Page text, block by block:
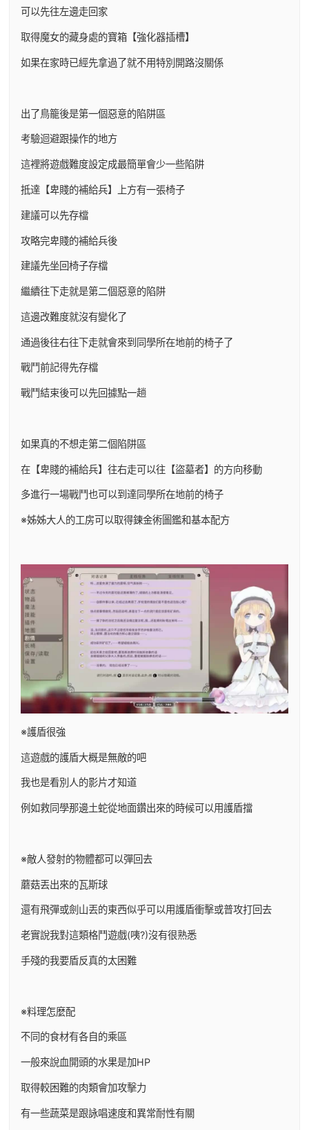
可以先往左邊走回家
取得魔女的藏身處的寶箱【強化器插槽】
如果在家時已經先拿過了就不用特別開路沒關係
出了鳥籠後是第一個惡意的陷阱區
考驗迴避跟操作的地方
這裡將遊戲難度設定成最簡單會少一些陷阱
抵達【卑賤的補給兵】上方有一張椅子
建議可以先存檔
攻略完卑賤的補給兵後
建議先坐回椅子存檔
繼續往下走就是第二個惡意的陷阱
這邊改難度就沒有變化了
通過後往右往下走就會來到同學所在地前的椅子了
戰鬥前記得先存檔
戰鬥結束後可以先回據點一趟
如果真的不想走第二個陷阱區
在【卑賤的補給兵】往右走可以往【盜墓者】的方向移動
多進行一場戰鬥也可以到達同學所在地前的椅子
※姊姊大人的工房可以取得鍊金術圖鑑和基本配方
※護盾很強
這遊戲的護盾大概是無敵的吧
我也是看別人的影片才知道
例如救同學那邊土蛇從地面鑽出來的時候可以用護盾擋
※敵人發射的物體都可以彈回去
蘑菇丟出來的瓦斯球
還有飛彈或劍山丟的東西似乎可以用護盾衝擊或普攻打回去
老實說我對這類格鬥遊戲(咦?)沒有很熟悉
手殘的我要盾反真的太困難
※料理怎麼配
不同的食材有各自的乘區
一般來說血開頭的水果是加HP
取得較困難的肉類會加攻擊力
有一些蔬菜是跟詠唱速度和異常耐性有關